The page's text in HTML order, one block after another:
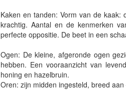
Kaken en tanden: Vorm van de kaak:
krachtig. Aantal en de kenmerken
perfecte oppositie. De beet in een
Ogen: De kleine, afgeronde ogen
hebben. Een vooraanzicht van
honing en hazelbruin.
Oren: zijn midden ingesteld, breed